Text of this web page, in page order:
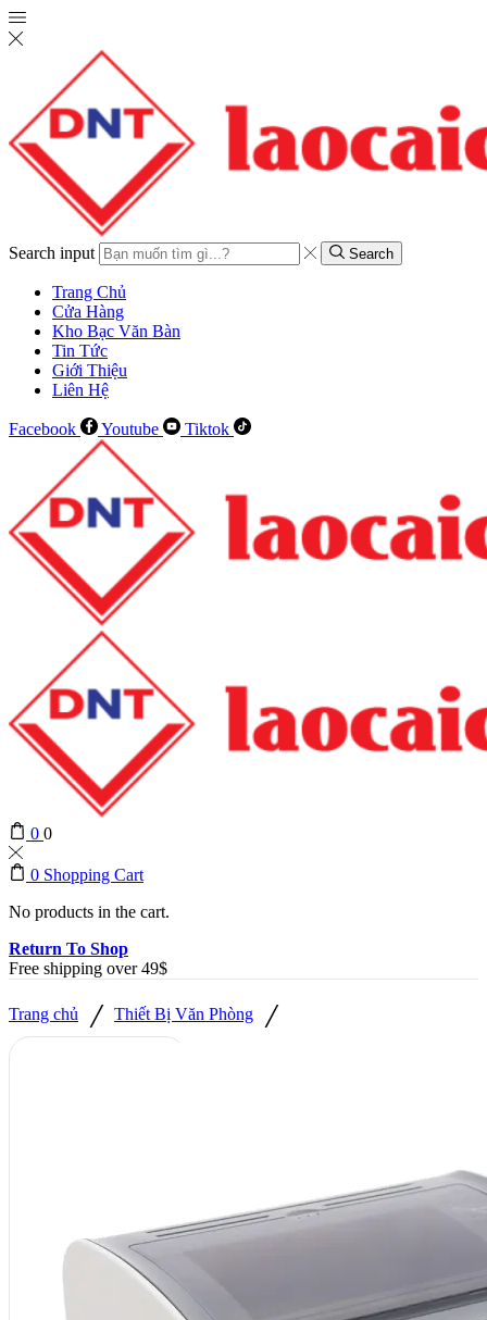
Search input Search
Trang Chủ
Cửa Hàng
Kho Bạc Văn Bàn
Tin Tức
Giới Thiệu
Liên Hệ
Facebook Youtube Tiktok
0 0
0 Shopping Cart
No products in the cart.
Return To Shop
Free shipping over 49$
Trang chủ / Thiết Bị Văn Phòng /